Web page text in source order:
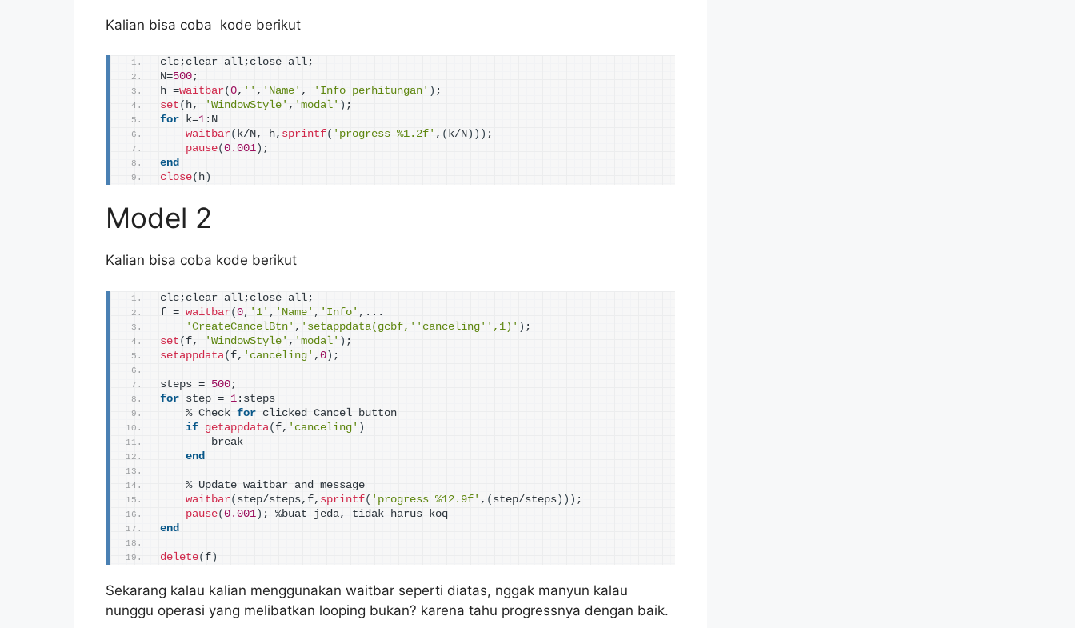
Kalian bisa coba kode berikut
clc;clear all;close all;
N=500;
h =waitbar( 0, '' , 'Name' , 'Info perhitungan' ) ;
set ( h, 'WindowStyle' , 'modal' ) ;
for k=1 :N
waitbar( k/N, h, sprintf( 'progress %1.2f' , ( k/N ))) ;
pause( 0.001 ) ;
end
close( h )
Model 2
Kalian bisa coba kode berikut
clc;clear all;close all;
f = waitbar(0, '1' , 'Name' , 'Info' ,...
'CreateCancelBtn' , 'setappdata(gcbf,' 'canceling' ',1)' ) ;
set ( f, 'WindowStyle' , 'modal' ) ;
setappdata( f, 'canceling' , 0) ;
steps = 500 ;
for step = 1 :steps
    % Check
for clicked Cancel button
if getappdata( f, 'canceling' )
        break
end
    % Update waitbar and message
waitbar( step/steps,f, sprintf( 'progress %12.9f' , ( step/steps))) ;
pause(0.001) ; %buat jeda, tidak harus koq
end
delete( f)
Sekarang kalau kalian menggunakan waitbar seperti diatas, nggak manyun kalau
nunggu operasi yang melibatkan looping bukan? karena tahu progressnya dengan baik.